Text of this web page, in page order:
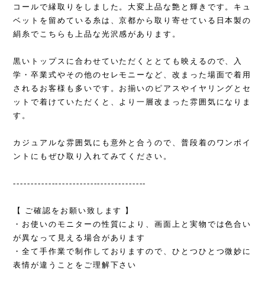
コールで縁取りをしました。大変上品な艶と輝きです。キュ
ベットを留めている糸は、京都から取り寄せている日本製の
絹糸でこちらも上品な光沢感があります。
黒いトップスに合わせていただくととても映えるので、入
学・卒業式やその他のセレモニーなど、改まった場面で着用
されるお客様も多いです。お揃いのピアスやイヤリングとセ
ットで着けていただくと、より一層改まった雰囲気になりま
す。
カジュアルな雰囲気にも意外と合うので、普段着のワンポイ
ントにもぜひ取り入れてみてください。
--------------------------------------
【 ご確認をお願い致します 】
・お使いのモニターの性質により、画面上と実物では色合い
が異なって見える場合があります
・全て手作業で制作しておりますので、ひとつひとつ微妙に
表情が違うことをご理解下さい